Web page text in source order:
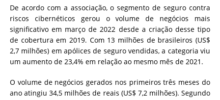
De acordo com a associação, o segmento de seguro contra
riscos cibernéticos gerou o volume de negócios mais
significativo em março de 2022 desde a criação desse tipo
de cobertura em 2019. Com 13 milhões de brasileiros (US$
2,7 milhões) em apólices de seguro vendidas, a categoria viu
um aumento de 23,4% em relação ao mesmo mês de 2021.
O volume de negócios gerados nos primeiros três meses do
ano atingiu 34,5 milhões de reais (US$ 7,2 milhões). Segundo